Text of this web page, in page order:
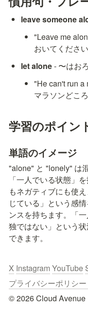
leave someone
"Leave me
おいてくださ
let alone - 〜はお
"He can't run a
マラソンどこ
学習のポイン
単語のイメージ
"alone" と "lonely" は
「一人でいる状態」
もネガティブにも使
じている」という感
ンスを持ちます。「
独ではない」という
できます。
X Instagram YouTube
プライバシーポリシ
© 2026 Cloud Avenue